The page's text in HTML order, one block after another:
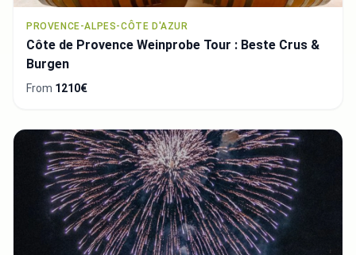
PROVENCE-ALPES-CÔTE D'AZUR
Côte de Provence Weinprobe Tour : Beste Crus &
Burgen
From 1210€